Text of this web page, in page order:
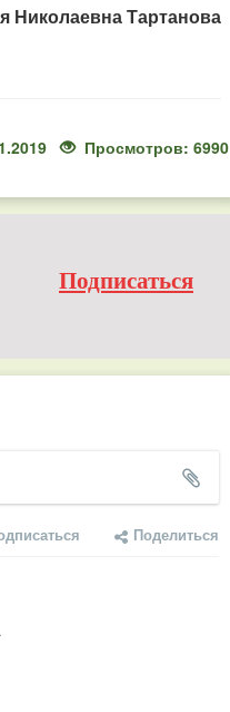
Николаевна Тартанова
Просмотров: 6990
Подписаться
Поделиться